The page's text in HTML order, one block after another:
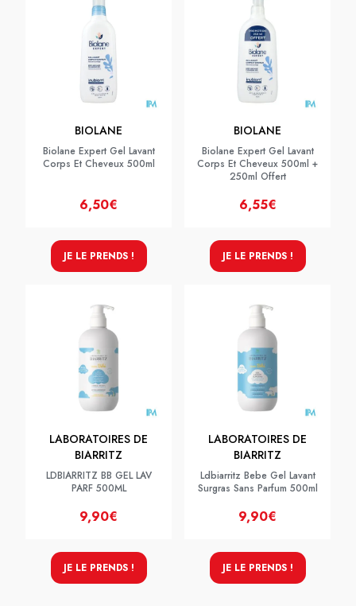
BIOLANE
Biolane Expert Gel Lavant
Corps Et Cheveux 500ml
6,50€
JE LE PRENDS !
BIOLANE
Biolane Expert Gel Lavant
Corps Et Cheveux 500ml +
250ml Offert
6,55€
JE LE PRENDS !
LABORATOIRES DE
BIARRITZ
LDBIARRITZ BB GEL LAV
PARF 500ML
9,90€
JE LE PRENDS !
LABORATOIRES DE
BIARRITZ
Ldbiarritz Bebe Gel Lavant
Surgras Sans Parfum 500ml
9,90€
JE LE PRENDS !